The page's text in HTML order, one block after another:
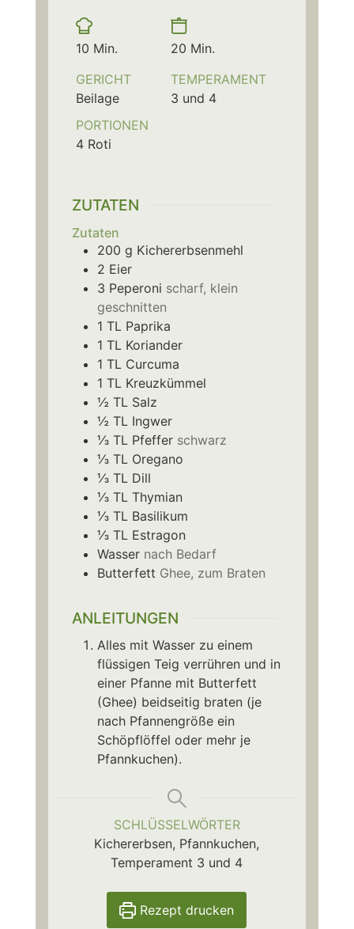
Vorbereitungszeit
10Minuten
Min.
Kochzeit
20Minuten
Min.
GERICHT
Beilage
TEMPERAMENT
3 und 4
PORTIONEN
4 Roti
ZUTATEN
Zutaten
200 g Kichererbsenmehl
2 Eier
3 Peperoni scharf, klein
geschnitten
1 TL Paprika
1 TL Koriander
1 TL Curcuma
1 TL Kreuzkümmel
½ TL Salz
½ TL Ingwer
⅓ TL Pfeffer schwarz
⅓ TL Oregano
⅓ TL Dill
⅓ TL Thymian
⅓ TL Basilikum
⅓ TL Estragon
Wasser nach Bedarf
Butterfett Ghee, zum Braten
ANLEITUNGEN
Alles mit Wasser zu einem
flüssigen Teig verrühren und in
einer Pfanne mit Butterfett
(Ghee) beidseitig braten (je
nach Pfannengröße ein
Schöpflöffel oder mehr je
Pfannkuchen).
SCHLÜSSELWÖRTER
Kichererbsen, Pfannkuchen,
Temperament 3 und 4
Rezept drucken